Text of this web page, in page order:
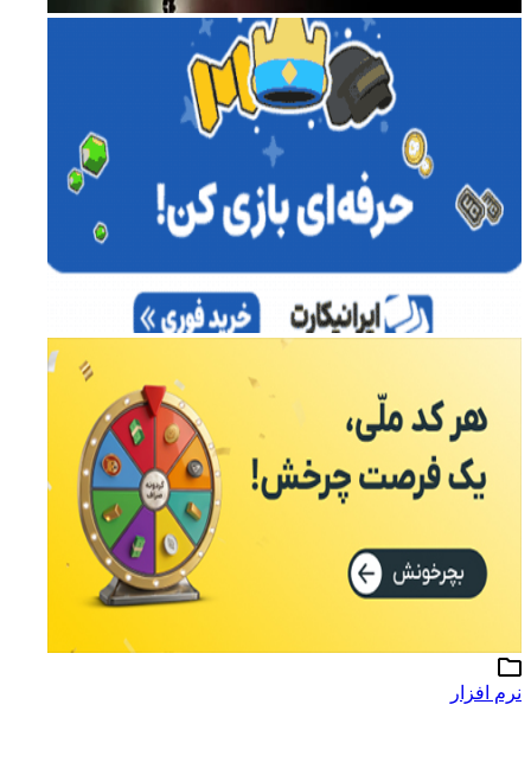
نرم افزار